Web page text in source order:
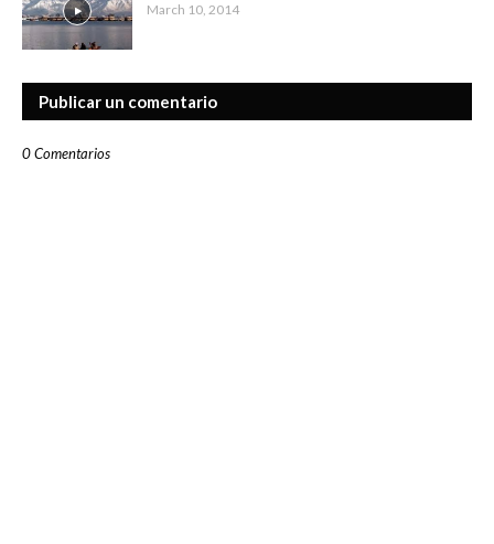
March 10, 2014
Publicar un comentario
0 Comentarios